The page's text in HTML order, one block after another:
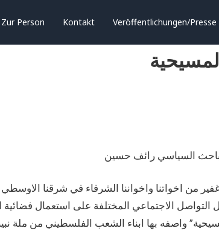
Zur Person Kontakt Veröffentlichungen/Presse
من اخواتنا واخواننا الشرفاء في شرقنا
الاجتماعي المختلفة على استعمال